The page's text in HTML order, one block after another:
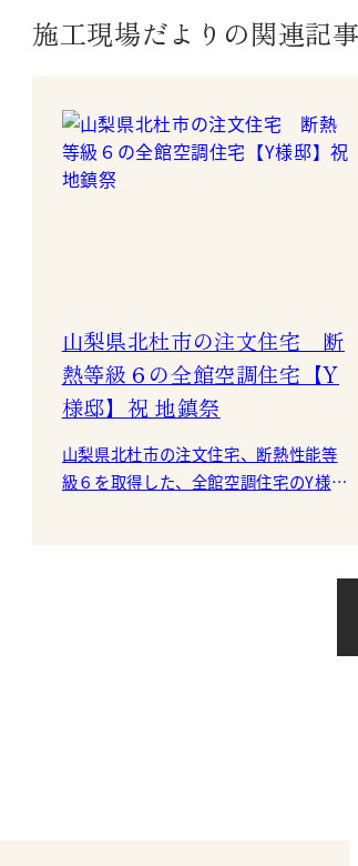
施工現場だよりの関連記事
山梨県北杜市の注文住宅 断
熱等級６の全館空調住宅【Y
様邸】祝 地鎮祭
山梨県北杜市の注文住宅、断熱性能等
級６を取得した、全館空調住宅のY様邸